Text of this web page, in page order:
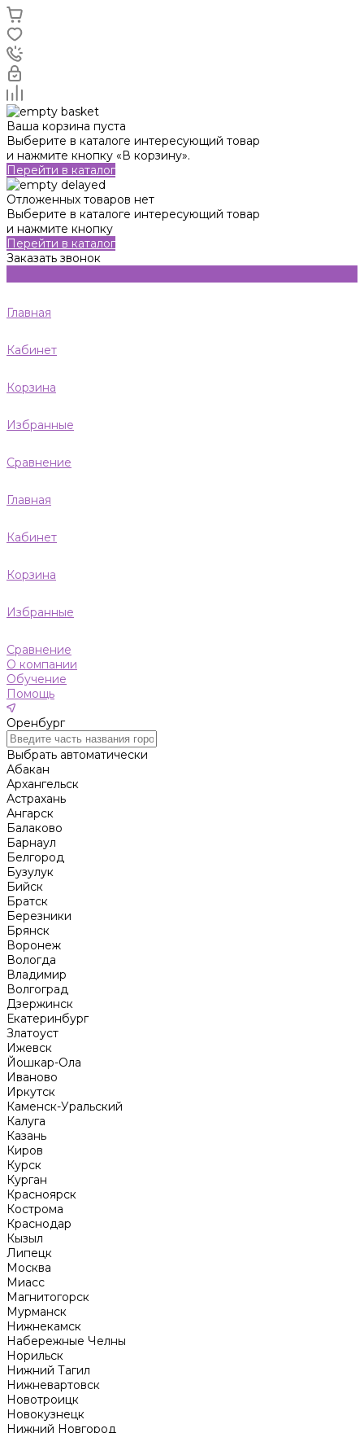
Ваша корзина пуста
Выберите в каталоге интересующий товар
и нажмите кнопку «В корзину».
Перейти в каталог
Отложенных товаров нет
Выберите в каталоге интересующий товар
и нажмите кнопку
Перейти в каталог
Заказать звонок
Главная
Кабинет
Корзина
Избранные
Сравнение
Главная
Кабинет
Корзина
Избранные
Сравнение
О компании
Обучение
Помощь
Оренбург
Выбрать автоматически
Абакан
Архангельск
Астрахань
Ангарск
Балаково
Барнаул
Белгород
Бузулук
Бийск
Братск
Березники
Брянск
Воронеж
Вологда
Владимир
Волгоград
Дзержинск
Екатеринбург
Златоуст
Ижевск
Йошкар-Ола
Иваново
Иркутск
Каменск-Уральский
Калуга
Казань
Киров
Курск
Курган
Красноярск
Кострома
Краснодар
Кызыл
Липецк
Москва
Миасс
Магнитогорск
Мурманск
Нижнекамск
Набережные Челны
Норильск
Нижний Тагил
Нижневартовск
Новотроицк
Новокузнецк
Нижний Новгород